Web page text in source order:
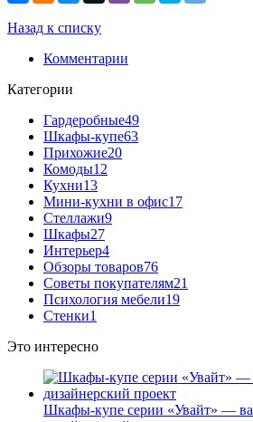
Назад к списку
Комментарии
Категории
Гардеробные49
Шкафы-купе63
Прихожие20
Комоды12
Кухни13
Мини-кухни в офис17
Стеллажи9
Шкафы27
Интерьер4
Обзоры товаров76
Советы покупателям21
Психология мебели19
Стенки1
Это интересно
Шкафы-купе серии «Увайт» —